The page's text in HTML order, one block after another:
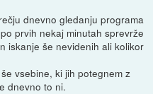
dnevno gledanju programa
prvih nekaj minutah sprevrže
iskanje še nevidenih ali kolikor
vsebine, ki jih potegnem z
dnevno to ni.